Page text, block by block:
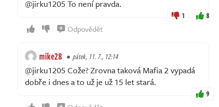
@jirku1205 To není pravda.
1 8
Odpovědět
mike28 pátek, 11. 7., 12:14
@jirku1205 Cože? Zrovna taková Mafia 2 vypadá
dobře i dnes a to už je už 15 let stará.
9